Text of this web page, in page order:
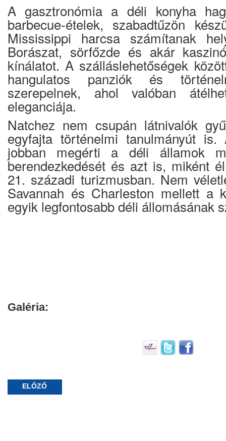
A gasztronómia a déli konyha
barbecue-ételek, szabadtűzön
Mississippi harcsa számítanak
Borászat, sörfőzde és akár
kínálatot. A szálláslehetőségek
hangulatos panziók és
szerepelnek, ahol valóban
eleganciája.
Natchez nem csupán látnivalók
egyfajta történelmi tanulmányút
jobban megérti a déli államok
berendezkedését és azt is, miként
21. századi turizmusban. Nem
Savannah és Charleston mellett a
egyik legfontosabb déli állomásának
Galéria:
ELŐZŐ